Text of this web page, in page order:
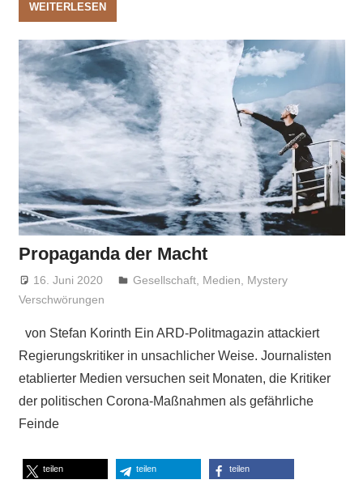
WEITERLESEN
Propaganda der Macht
16. Juni 2020 Niki Vogt
Gesellschaft, Medien, Mystery
Verschwörungen
von Stefan Korinth Ein ARD-Politmagazin attackiert
Regierungskritiker in unsachlicher Weise. Journalisten
etablierter Medien versuchen seit Monaten, die Kritiker
der politischen Corona-Maßnahmen als gefährliche
Feinde
teilen teilen teilen